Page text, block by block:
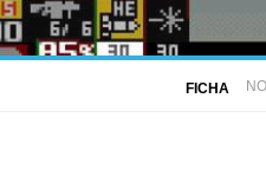
FICHA